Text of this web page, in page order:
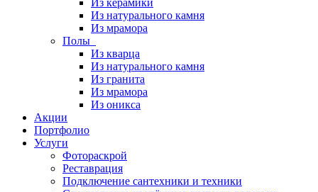
Из керамики
Из натурального камня
Из мрамора
Полы
Из кварца
Из натурального камня
Из гранита
Из мрамора
Из оникса
Акции
Портфолио
Услуги
Фотораскрой
Реставрация
Подключение сантехники и техники